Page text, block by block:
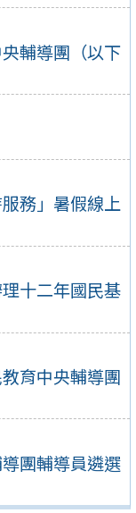
輔導團（以下
務」暑假線上
十二年國民基
育中央輔導團
團輔導員遴選